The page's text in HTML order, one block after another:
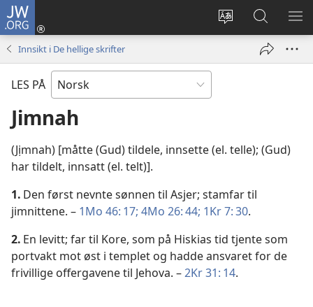
JW.ORG
Endre
Logg
inn
vindu)
Søk
på
JW.ORG
VIS
Innsikt i De hellige skrifter
LES PÅ
Jimnah
(Jịmnah) [måtte (Gud) tildele, innsette (el. telle); (Gud)
har tildelt, innsatt (el. telt)].
1. Den først nevnte sønnen til Asjer; stamfar til
jimnittene. – 1Mo 46: 17; 4Mo 26: 44; 1Kr 7: 30.
2. En levitt; far til Kore, som på Hiskias tid tjente som
portvakt mot øst i templet og hadde ansvaret for de
frivillige offergavene til Jehova. –2Kr 31: 14.